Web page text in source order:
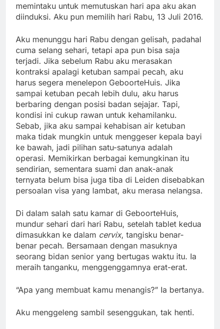
memintaku untuk memutuskan hari apa aku akan
diinduksi. Aku pun memilih hari Rabu, 13 Juli 2016.
Aku menunggu hari Rabu dengan gelisah, padahal
cuma selang sehari, tetapi apa pun bisa saja
terjadi. Jika sebelum Rabu aku merasakan
kontraksi apalagi ketuban sampai pecah, aku
harus segera menelepon GeboorteHuis. Jika
sampai ketuban pecah lebih dulu, aku harus
berbaring dengan posisi badan sejajar. Tapi,
kondisi ini cukup rawan untuk kehamilanku.
Sebab, jika aku sampai kehabisan air ketuban
maka tidak mungkin untuk menggeser kepala bayi
ke bawah, jadi pilihan satu-satunya adalah
operasi. Memikirkan berbagai kemungkinan itu
sendirian, sementara suami dan anak-anak
ternyata belum bisa juga tiba di Leiden disebabkan
persoalan visa yang lambat, aku merasa nelangsa.
Di dalam salah satu kamar di GeboorteHuis,
mundur sehari dari hari Rabu, setelah tablet kedua
dimasukkan ke dalam cervix, tangisku benar-
benar pecah. Bersamaan dengan masuknya
seorang bidan senior yang bertugas waktu itu. Ia
meraih tanganku, menggenggamnya erat-erat.
“Apa yang membuat kamu menangis?” Ia bertanya.
Aku menggeleng sambil sesenggukan, tak henti.